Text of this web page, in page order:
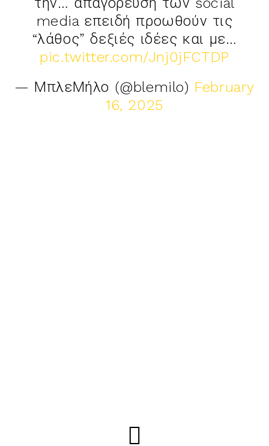
media επειδή προωθούν τις
“λάθος” δεξιές ιδέες και με…
pic.twitter.com/Jnj0jFCTDP
— ΜπλεΜήλο (@blemilo) February
16, 2025